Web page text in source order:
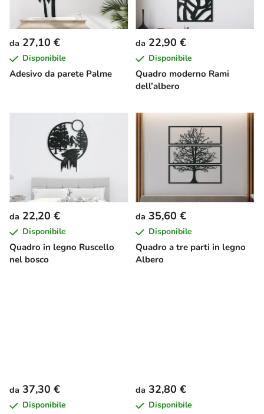
Adesivo da parete Palme
da 27,10 €
Disponibile
Quadro moderno Rami
dell’albero
da 22,90 €
Disponibile
Quadro in legno Ruscello
nel bosco
da 22,20 €
Disponibile
Quadro a tre parti in legno
Albero
da 35,60 €
Disponibile
da 37,30 €
Disponibile
da 32,80 €
Disponibile